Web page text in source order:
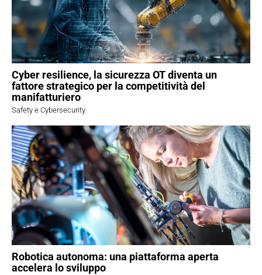
Cyber resilience, la sicurezza OT diventa un
fattore strategico per la competitività del
manifatturiero
Safety e Cybersecurity
Robotica autonoma: una piattaforma aperta
accelera lo sviluppo